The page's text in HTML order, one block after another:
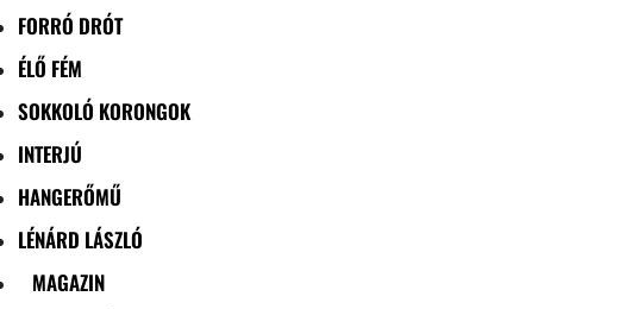
FORRÓ DRÓT
ÉLŐ FÉM
SOKKOLÓ KORONGOK
INTERJÚ
HANGERŐMŰ
LÉNÁRD LÁSZLÓ
MAGAZIN